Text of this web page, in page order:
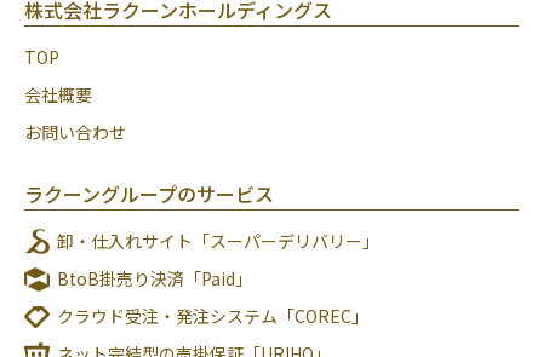
株式会社ラクーンホールディングス
TOP
会社概要
お問い合わせ
ラクーングループのサービス
卸・仕入れサイト「スーパーデリバリー」
BtoB掛売り決済「Paid」
クラウド受注・発注システム「COREC」